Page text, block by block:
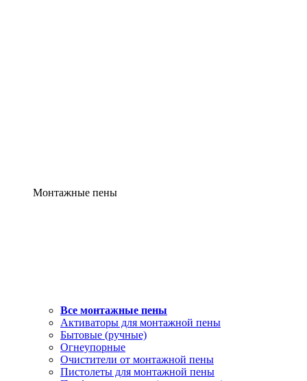
Монтажные пены
Все монтажные пены
Активаторы для монтажной пены
Бытовые (ручные)
Огнеупорные
Очистители от монтажной пены
Пистолеты для монтажной пены